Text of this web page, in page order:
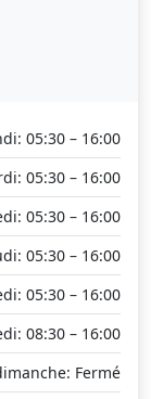
05:30 – 16:00
05:30 – 16:00
05:30 – 16:00
05:30 – 16:00
05:30 – 16:00
08:30 – 16:00
Fermé